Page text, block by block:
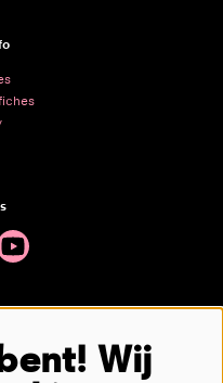
nieuwsbrief
Wij